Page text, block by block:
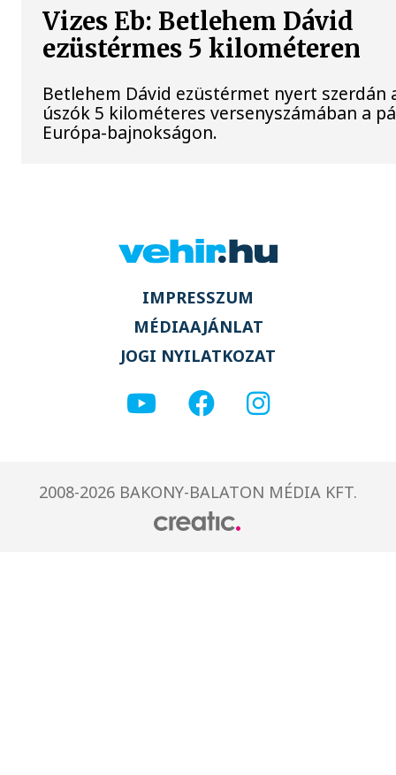
Vizes Eb: Betlehem Dávid
ezüstérmes 5 kilométeren
Betlehem Dávid ezüstérmet nyert szerdán
úszók 5 kilométeres versenyszámában a
Európa-bajnokságon.
IMPRESSZUM
MÉDIAAJÁNLAT
JOGI NYILATKOZAT
2008-2026 BAKONY-BALATON MÉDIA KFT.